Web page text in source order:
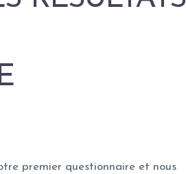
premier questionnaire et nous